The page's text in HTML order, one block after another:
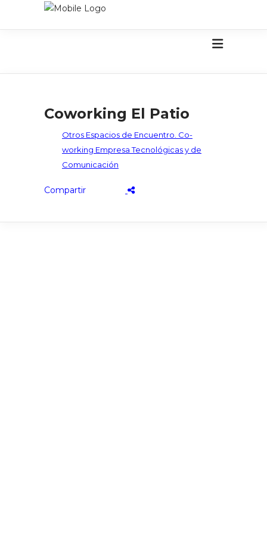
Coworking El Patio
Otros Espacios de Encuentro. Co-
working Empresa Tecnológicas y de
Comunicación